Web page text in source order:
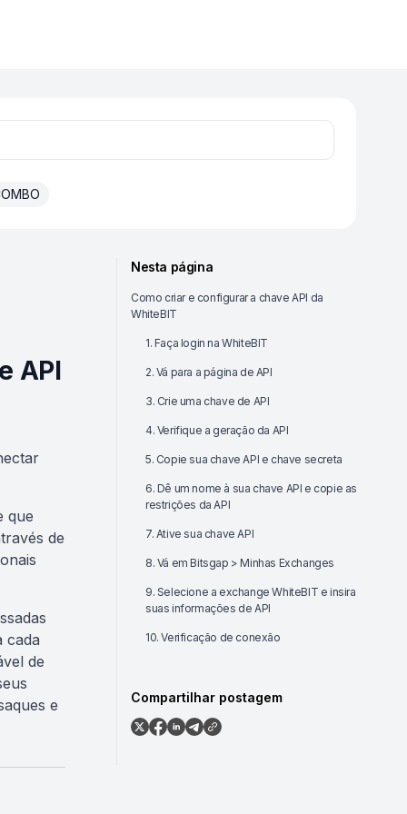
API
que
de
cada
de
e
Nesta página
Como criar e configurar a chave API da
WhiteBIT
1. Faça login na WhiteBIT
2. Vá para a página de API
3. Crie uma chave de API
4. Verifique a geração da API
5. Copie sua chave API e chave secreta
6. Dê um nome à sua chave API e copie as
restrições da API
7. Ative sua chave API
8. Vá em Bitsgap > Minhas Exchanges
9. Selecione a exchange WhiteBIT e insira
suas informações de API
10. Verificação de conexão
Compartilhar postagem